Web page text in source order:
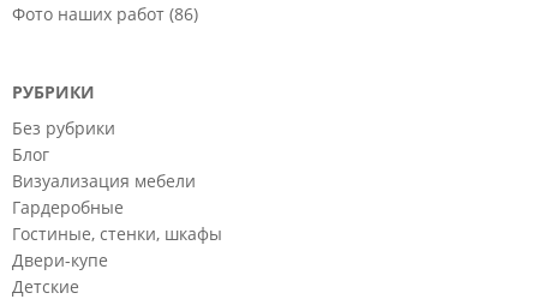
Фото наших работ (86)
РУБРИКИ
Без рубрики
Блог
Визуализация мебели
Гардеробные
Гостиные, стенки, шкафы
Двери-купе
Детские